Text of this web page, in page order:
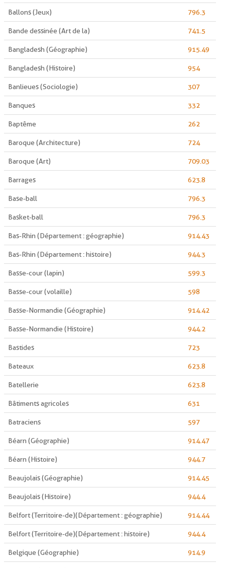
Ballons (Jeux) 796.3
Bande dessinée (Art de la) 741.5
Bangladesh (Géographie) 915.49
Bangladesh (Histoire) 954
Banlieues (Sociologie) 307
Banques 332
Baptême 262
Baroque (Architecture) 724
Baroque (Art) 709.03
Barrages 623.8
Base-ball 796.3
Basket-ball 796.3
Bas-Rhin (Département : géographie) 914.43
Bas-Rhin (Département : histoire) 944.3
Basse-cour (lapin) 599.3
Basse-cour (volaille) 598
Basse-Normandie (Géographie) 914.42
Basse-Normandie (Histoire) 944.2
Bastides 723
Bateaux 623.8
Batellerie 623.8
Bâtiments agricoles 631
Batraciens 597
Béarn (Géographie) 914.47
Béarn (Histoire) 944.7
Beaujolais (Géographie) 914.45
Beaujolais (Histoire) 944.4
Belfort (Territoire-de)(Département : géographie) 914.44
Belfort (Territoire-de)(Département : histoire) 944.4
Belgique (Géographie) 914.9